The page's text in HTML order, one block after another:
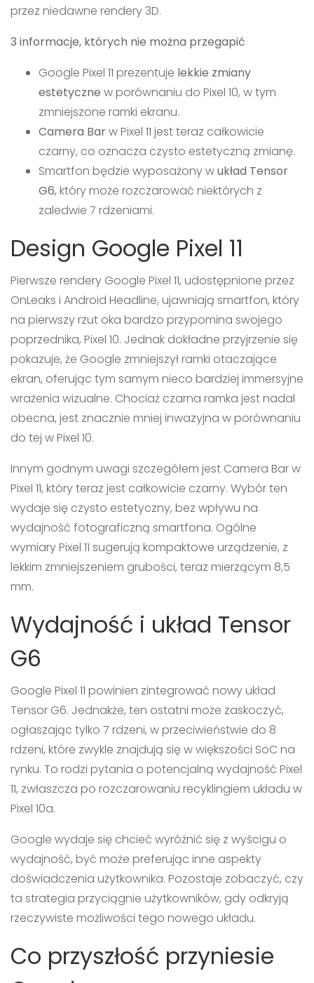
przez niedawne rendery 3D.
3 informacje, których nie można przegapić
Google Pixel 11 prezentuje lekkie zmiany
estetyczne w porównaniu do Pixel 10, w tym
zmniejszone ramki ekranu.
Camera Barw Pixel 11 jest teraz całkowicie
czarny, co oznacza czysto estetyczną zmianę.
Smartfon będzie wyposażony wukład Tensor
G6, który może rozczarować niektórych z
zaledwie 7 rdzeniami.
Design Google Pixel 11
Pierwsze rendery Google Pixel 11, udostępnione przez
OnLeaks i Android Headline, ujawniają smartfon, który
na pierwszy rzut oka bardzo przypomina swojego
poprzednika, Pixel 10. Jednak dokładne przyjrzenie się
pokazuje, że Google zmniejszył ramki otaczające
ekran, oferując tym samym nieco bardziej immersyjne
wrażenia wizualne. Chociaż czarna ramka jest nadal
obecna, jest znacznie mniej inwazyjna w porównaniu
do tej w Pixel 10.
Innym godnym uwagi szczegółem jest Camera Bar w
Pixel 11, który teraz jest całkowicie czarny. Wybór ten
wydaje się czysto estetyczny, bez wpływu na
wydajność fotograficzną smartfona. Ogólne
wymiary Pixel 11 sugerują kompaktowe urządzenie, z
lekkim zmniejszeniem grubości, teraz mierzącym 8,5
mm.
Wydajność i układ Tensor
G6
Google Pixel 11 powinien zintegrować nowy układ
Tensor G6. Jednakże, ten ostatni może zaskoczyć,
ogłaszając tylko 7 rdzeni, w przeciwieństwie do 8
rdzeni, które zwykle znajdują się w większości SoC na
rynku. To rodzi pytania o potencjalną wydajność Pixel
11, zwłaszcza po rozczarowaniu recyklingiem układu w
Pixel 10a.
Google wydaje się chcieć wyróżnić się z wyścigu o
wydajność, być może preferując inne aspekty
doświadczenia użytkownika. Pozostaje zobaczyć, czy
ta strategia przyciągnie użytkowników, gdy odkryją
rzeczywiste możliwości tego nowego układu.
Co przyszłość przyniesie